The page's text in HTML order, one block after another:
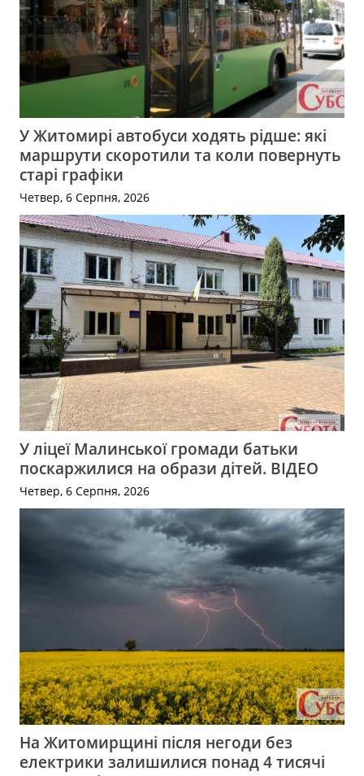
У Житомирі автобуси ходять рідше: які
маршрути скоротили та коли повернуть
старі графіки
Четвер, 6 Серпня, 2026
У ліцеї Малинської громади батьки
поскаржилися на образи дітей. ВІДЕО
Четвер, 6 Серпня, 2026
На Житомирщині після негоди без
електрики залишилися понад 4 тисячі